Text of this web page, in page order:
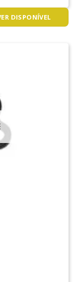
DISPONÍVEL